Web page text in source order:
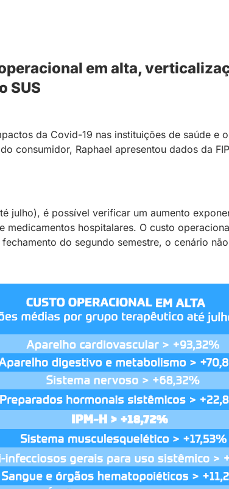
em alta,
SUS
da Covid-19 nas instituições de saúde e
consumidor, Raphael apresentou dados da
julho), é possível verificar um aumento
medicamentos hospitalares. O custo
do segundo semestre, o cenário